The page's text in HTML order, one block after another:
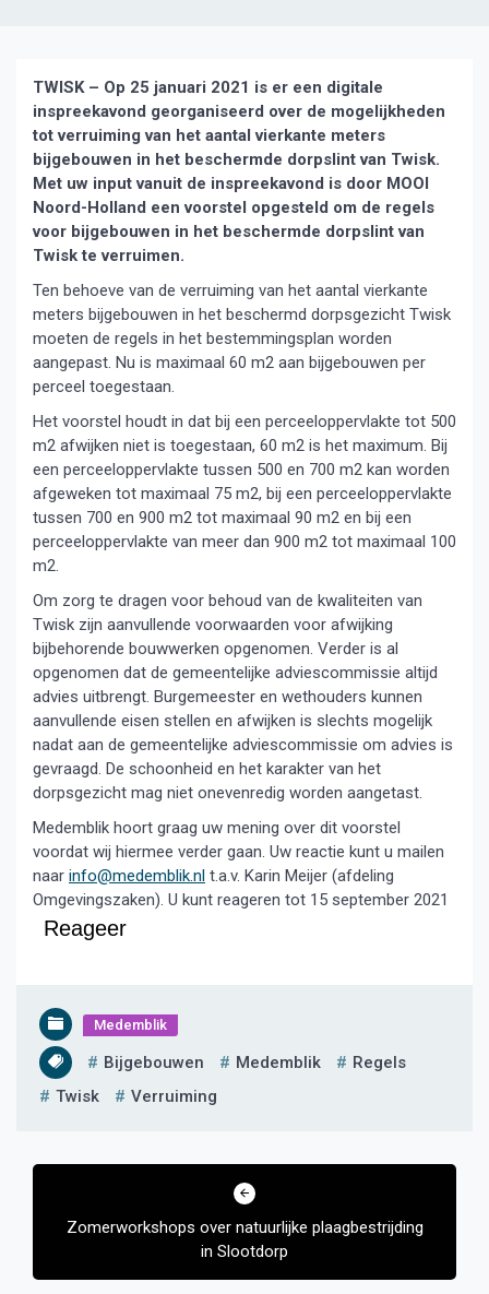
TWISK – Op 25 januari 2021 is er een digitale
inspreekavond georganiseerd over de mogelijkheden
tot verruiming van het aantal vierkante meters
bijgebouwen in het beschermde dorpslint van Twisk.
Met uw input vanuit de inspreekavond is door MOOI
Noord-Holland een voorstel opgesteld om de regels
voor bijgebouwen in het beschermde dorpslint van
Twisk te verruimen.
Ten behoeve van de verruiming van het aantal vierkante
meters bijgebouwen in het beschermd dorpsgezicht Twisk
moeten de regels in het bestemmingsplan worden
aangepast. Nu is maximaal 60 m2 aan bijgebouwen per
perceel toegestaan.
Het voorstel houdt in dat bij een perceeloppervlakte tot 500
m2 afwijken niet is toegestaan, 60 m2 is het maximum. Bij
een perceeloppervlakte tussen 500 en 700 m2 kan worden
afgeweken tot maximaal 75 m2, bij een perceeloppervlakte
tussen 700 en 900 m2 tot maximaal 90 m2 en bij een
perceeloppervlakte van meer dan 900 m2 tot maximaal 100
m2.
Om zorg te dragen voor behoud van de kwaliteiten van
Twisk zijn aanvullende voorwaarden voor afwijking
bijbehorende bouwwerken opgenomen. Verder is al
opgenomen dat de gemeentelijke adviescommissie altijd
advies uitbrengt. Burgemeester en wethouders kunnen
aanvullende eisen stellen en afwijken is slechts mogelijk
nadat aan de gemeentelijke adviescommissie om advies is
gevraagd. De schoonheid en het karakter van het
dorpsgezicht mag niet onevenredig worden aangetast.
Medemblik hoort graag uw mening over dit voorstel
voordat wij hiermee verder gaan. Uw reactie kunt u mailen
naar info@medemblik.nl t.a.v. Karin Meijer (afdeling
Omgevingszaken). U kunt reageren tot 15 september 2021
Reageer
Medemblik
Bijgebouwen Medemblik
Regels
Twisk
Verruiming
Bericht
Zomerworkshops over natuurlijke plaagbestrijding
in Slootdorp